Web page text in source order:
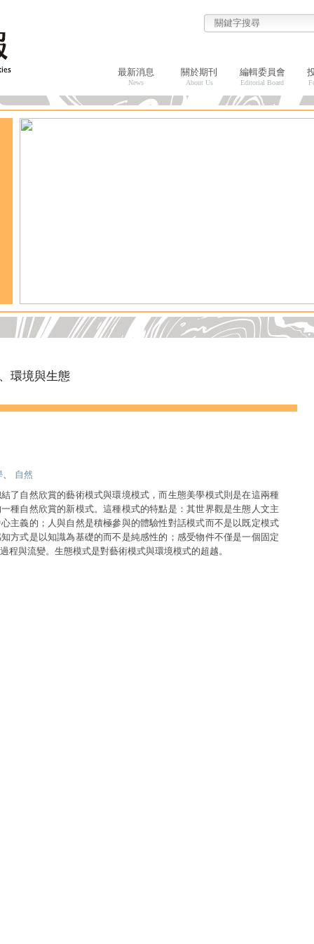
最新消息
News
關於期刊
About Us
編輯委員會
Editorial Board
環境與生態
、 自然
了自然欣賞的藝術模式與環境模式，而生態美學模式則是在這兩種
種自然欣賞的新模式。這種模式的特點是：其世界觀是生態人文主
主義的；人與自然是積極參與的體驗性對話模式而不是以既定模式
方式是以知識為基礎的而不是純感性的；感受物件不僅是一個固定
程與流變。生態模式是對藝術模式與環境模式的超越。